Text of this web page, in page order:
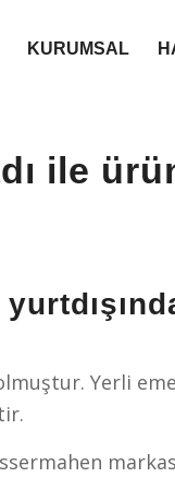
KURUMSAL
ile
Yerli